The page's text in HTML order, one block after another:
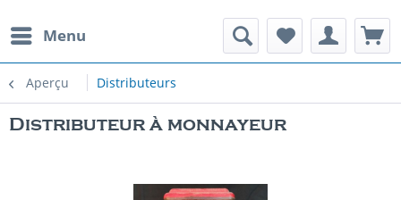
Menu
Aperçu Distributeurs
Distributeur à monnayeur